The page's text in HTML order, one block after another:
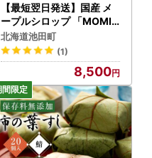
【最短翌日発送】国産 メ
ープルシロップ 「MOMIJI
SYRUP」50ml×2本入り1
00ml 北海道 十勝 モンド
セレクション金賞受賞 メ
ープル メイプル シロップ
純国産 国産 ジャパンフー
ドセレクショングランプリ
受賞！
北海道池田町
(1)
8,500